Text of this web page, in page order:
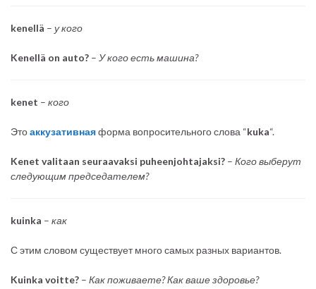
kenellä – у кого
Kenellä on auto? – У кого есть машина?
kenet – кого
Этоаккузативнаяформа вопросительного слова “kuka“.
Kenet valitaan seuraavaksi puheenjohtajaksi? – Кого выберут
следующим председателем?
kuinka – как
С этим словом существует много самых разных вариантов.
Kuinka voitte? – Как поживаете? Как ваше здоровье?